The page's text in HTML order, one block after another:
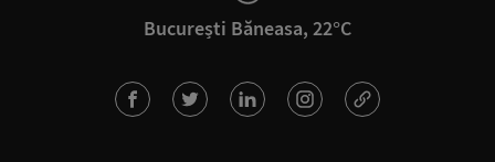
București Băneasa, 22°C